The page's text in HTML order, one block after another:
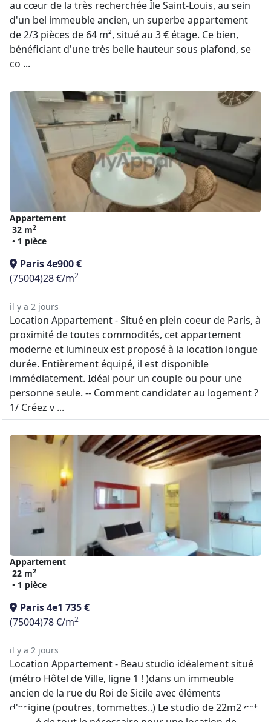
au cœur de la très recherchée Île Saint-Louis, au sein
d'un bel immeuble ancien, un superbe appartement
de 2/3 pièces de 64 m², situé au 3 € étage. Ce bien,
bénéficiant d'une très belle hauteur sous plafond, se
co ...
Appartement
32 m2
• 1 pièce
Paris 4e900 €
(75004)28 €/m2
il y a 2 jours
Location Appartement - Situé en plein coeur de Paris, à
proximité de toutes commodités, cet appartement
moderne et lumineux est proposé à la location longue
durée. Entièrement équipé, il est disponible
immédiatement. Idéal pour un couple ou pour une
personne seule. -- Comment candidater au logement ?
1/ Créez v ...
Appartement
22 m2
• 1 pièce
Paris 4e1 735 €
(75004)78 €/m2
il y a 2 jours
Location Appartement - Beau studio idéalement situé
(métro Hôtel de Ville, ligne 1 ! )dans un immeuble
ancien de la rue du Roi de Sicile avec éléments
d'origine (poutres, tommettes..) Le studio de 22m2 est